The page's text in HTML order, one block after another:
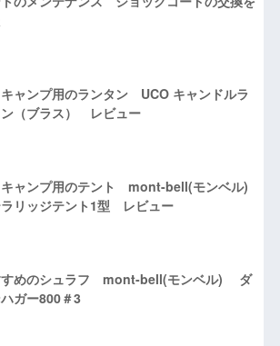
ャンプ用のランタン UCO キャンドルラ
（ブラス） レビュー
キャンプ用のテント mont-bell(モンベル)
リッジテント1型 レビュー
すめのシュラフ mont-bell(モンベル) ダ
ガー800＃3